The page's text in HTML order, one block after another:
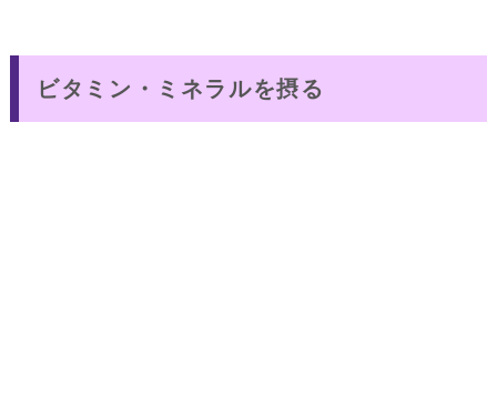
ビタミン・ミネラルを摂る